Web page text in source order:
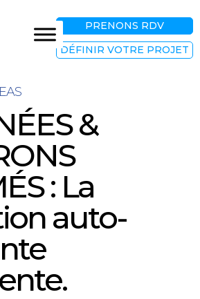
PRENONS RDV
DÉFINIR VOTRE PROJET
&
: La
auto-